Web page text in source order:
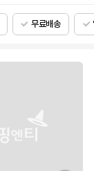
무료배송